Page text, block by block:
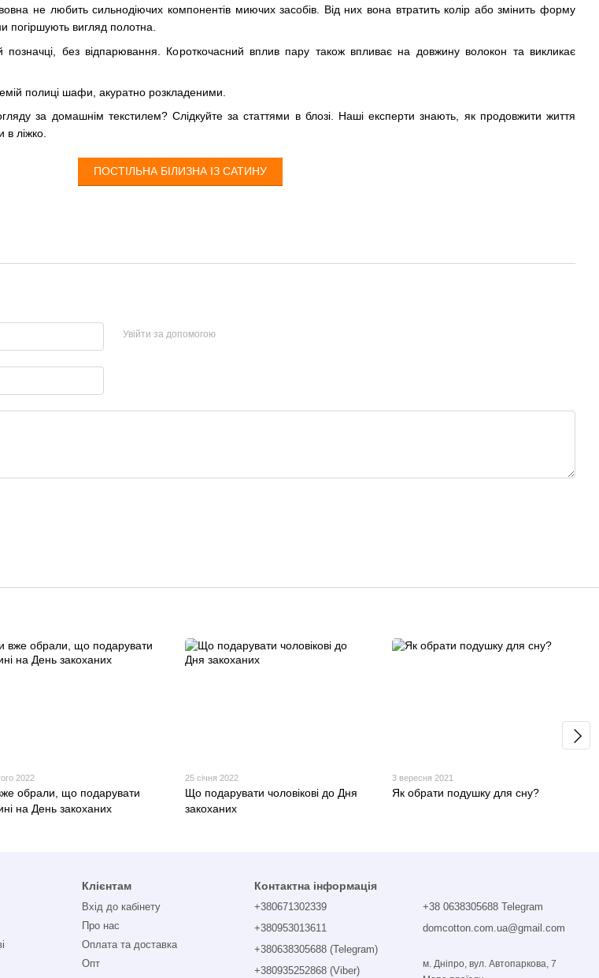
не любить сильнодіючих компонентів миючих засобів. Від них вона втратить колір або змінить форму
погіршують вигляд полотна.
позначці, без відпарювання. Короткочасний вплив пару також впливає на довжину волокон та викликає
полиці шафи, акуратно розкладеними.
за домашнім текстилем? Слідкуйте за статтями в блозі. Наші експерти знають, як продовжити життя
в ліжко.
ПОСТІЛЬНА БІЛИЗНА ІЗ САТИНУ
Увійти за допомогою
2022
обрали, що подарувати
на День закоханих
25 січня 2022
Що подарувати чоловікові до Дня
закоханих
3 вересня 2021
Як обрати подушку для сну?
Клієнтам
Вхід до кабінету
Про нас
Оплата та доставка
Опт
Контактна інформація
+380671302339
+380953013611
+380638305688 (Telegram)
+380935252868 (Viber)
+38 0638305688 Telegram
domcotton.com.ua@gmail.com
м. Дніпро, вул. Автопаркова, 7